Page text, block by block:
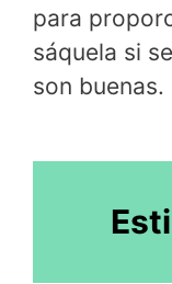
para
sáquela si
son buenas.